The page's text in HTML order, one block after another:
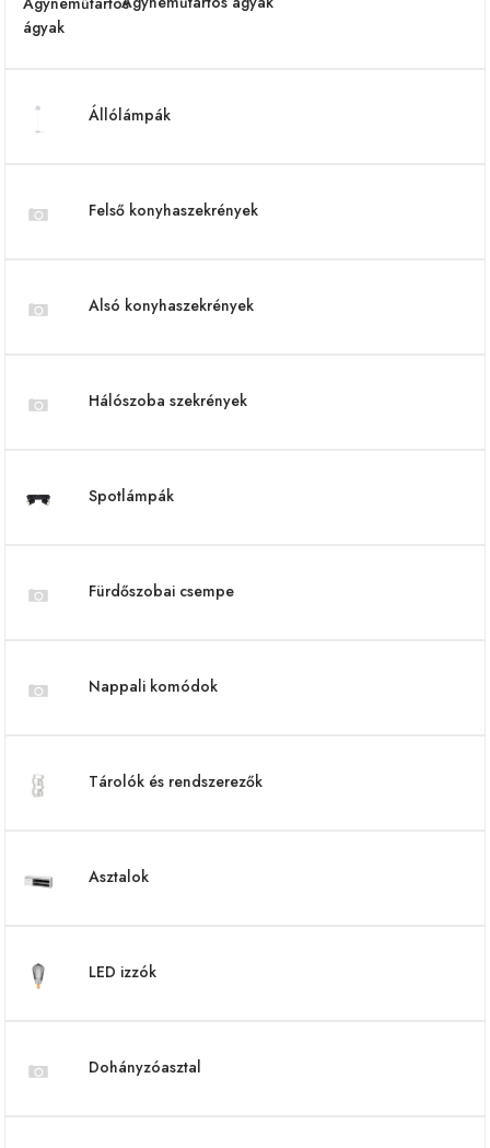
Állólámpák
Felső konyhaszekrények
Alsó konyhaszekrények
Hálószoba szekrények
Spotlámpák
Fürdőszobai csempe
Nappali komódok
Tárolók és rendszerezők
Asztalok
LED izzók
Dohányzóasztal